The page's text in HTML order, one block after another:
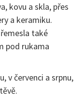
kovu a skla, přes
a keramiku.
také
pod rukama
v červenci a srpnu,